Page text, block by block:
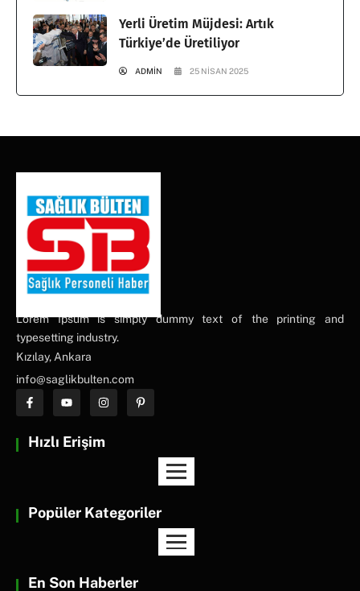
Yerli Üretim Müjdesi: Artık
Türkiye’de Üretiliyor
ADMIN 25 NISAN 2025
Lorem Ipsum is simply dummy text of the printing and
typesetting industry.
Kızılay, Ankara
info@saglikbulten.com
Hızlı Erişim
Popüler Kategoriler
En Son Haberler